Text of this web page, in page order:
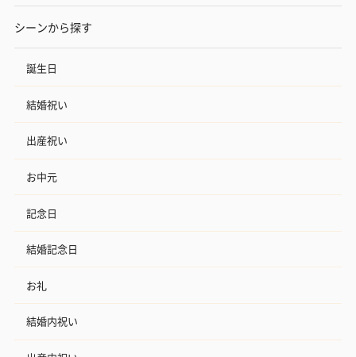
シーンから探す
誕生日
結婚祝い
出産祝い
お中元
記念日
結婚記念日
お礼
結婚内祝い